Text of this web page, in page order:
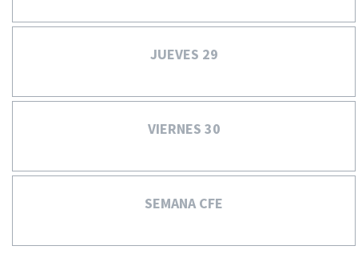
JUEVES 29
VIERNES 30
SEMANA CFE